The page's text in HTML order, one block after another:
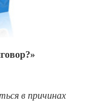
в причинах